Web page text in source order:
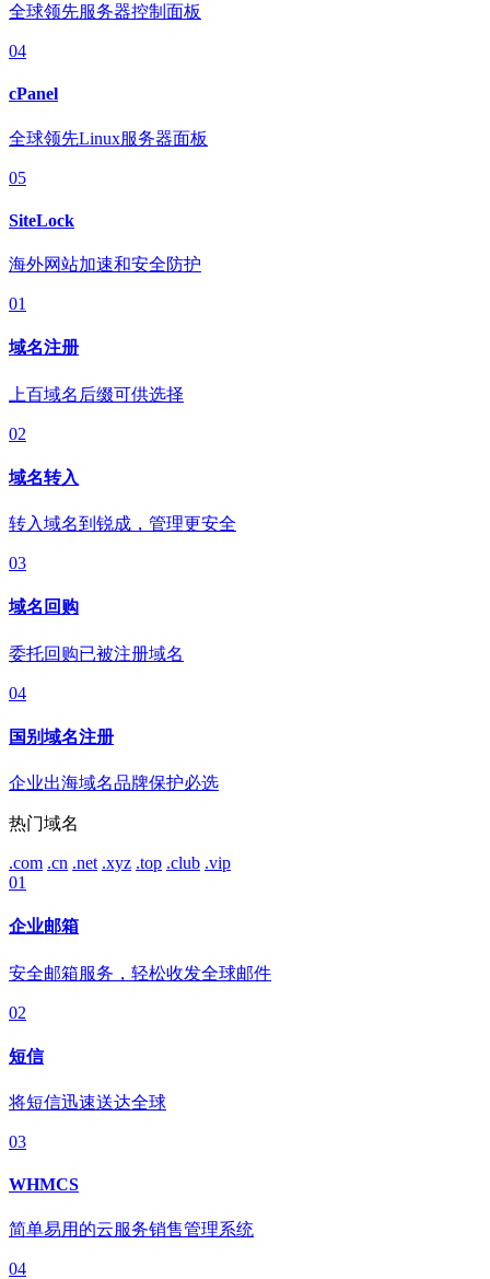
全球领先服务器控制面板
04
cPanel
全球领先Linux服务器面板
05
SiteLock
海外网站加速和安全防护
01
域名注册
上百域名后缀可供选择
02
域名转入
转入域名到锐成，管理更安全
03
域名回购
委托回购已被注册域名
04
国别域名注册
企业出海域名品牌保护必选
热门域名
.com .cn .net .xyz .top .club .vip
01
企业邮箱
安全邮箱服务，轻松收发全球邮件
02
短信
将短信迅速送达全球
03
WHMCS
简单易用的云服务销售管理系统
04